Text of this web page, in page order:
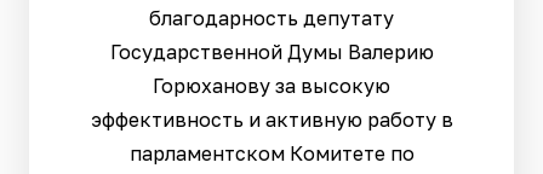
благодарность депутату
Государственной Думы Валерию
Горюханову за высокую
эффективность и активную работу в
парламентском Комитете по